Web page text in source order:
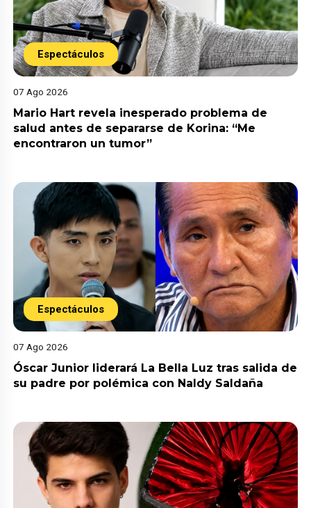
Espectáculos
07 Ago 2026
Mario Hart revela inesperado problema de
salud antes de separarse de Korina: “Me
encontraron un tumor”
Espectáculos
07 Ago 2026
Óscar Junior liderará La Bella Luz tras salida de
su padre por polémica con Naldy Saldaña